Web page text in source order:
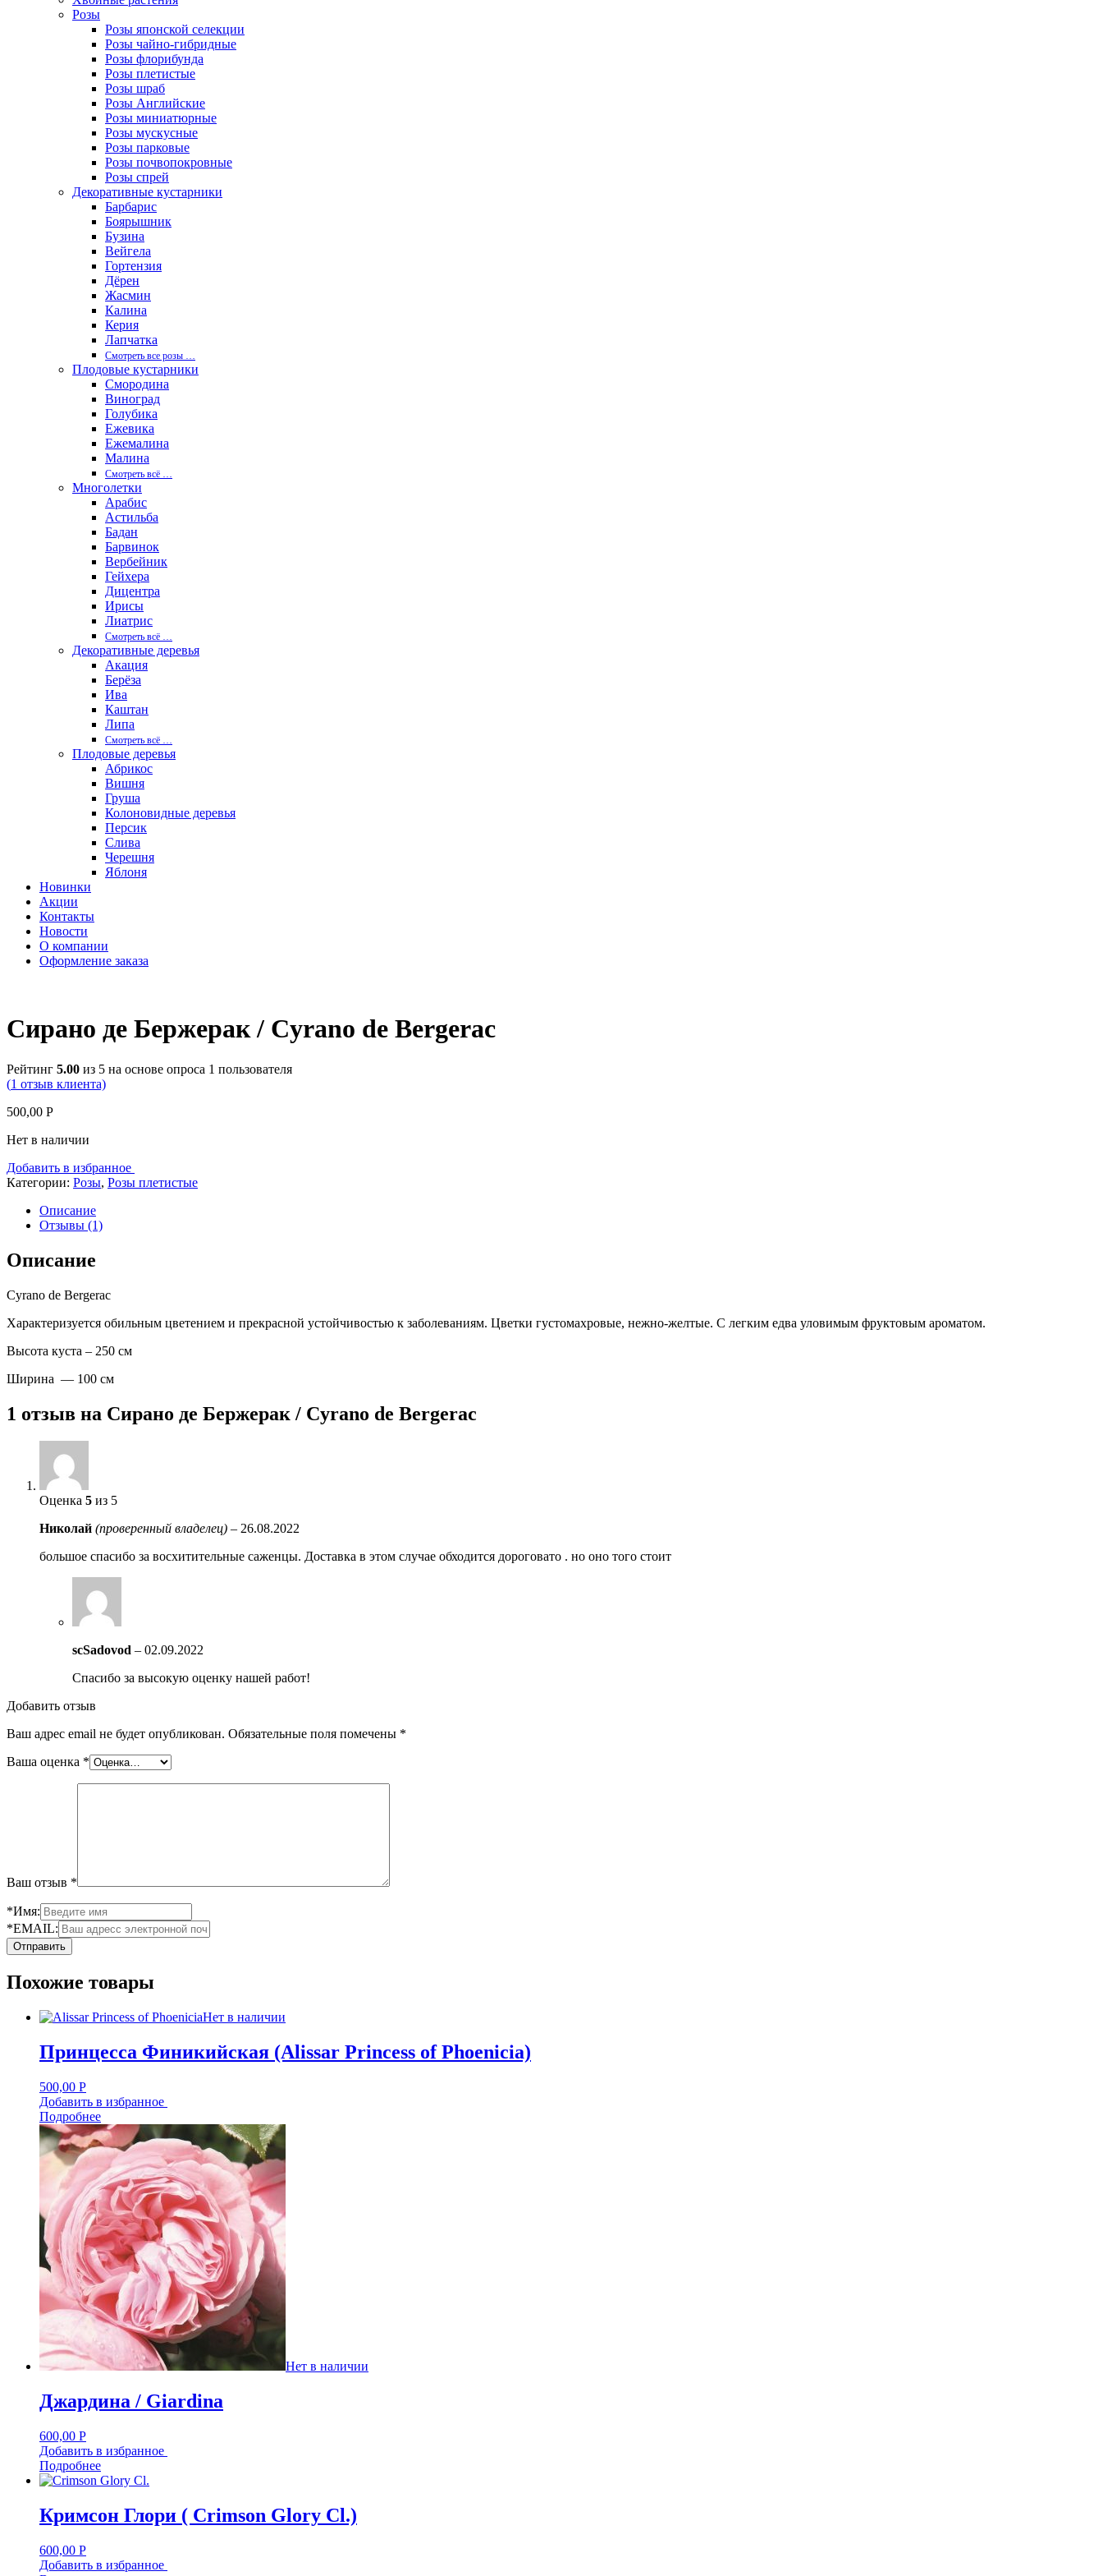
Розы
Розы японской селекции
Розы чайно-гибридные
Розы флорибунда
Розы плетистые
Розы шраб
Розы Английские
Розы миниатюрные
Розы мускусные
Розы парковые
Розы почвопокровные
Розы спрей
Декоративные кустарники
Барбарис
Боярышник
Бузина
Вейгела
Гортензия
Дёрен
Жасмин
Калина
Керия
Лапчатка
Смотреть все розы …
Плодовые кустарники
Смородина
Виноград
Голубика
Ежевика
Ежемалина
Малина
Смотреть вcё …
Многолетки
Арабис
Астильба
Бадан
Барвинок
Вербейник
Гейхера
Дицентра
Ирисы
Лиатрис
Смотреть вcё …
Декоративные деревья
Акация
Берёза
Ива
Каштан
Липа
Смотреть вcё …
Плодовые деревья
Абрикос
Вишня
Груша
Колоновидные деревья
Персик
Слива
Черешня
Яблоня
Новинки
Акции
Контакты
Новости
О компании
Оформление заказа
Сирано де Бержерак / Cyrano de Bergerac
Рейтинг 5.00 из 5 на основе опроса 1 пользователя
(1 отзыв клиента)
500,00 Р
Нет в наличии
Добавить в избранное
Категории: Розы, Розы плетистые
Описание
Отзывы (1)
Описание
Cyrano de Bergerac
Характеризуется обильным цветением и прекрасной устойчивостью к заболеваниям. Цветки густомахровые, нежно-желтые. С легким едва уловимым фруктовым ароматом.
Высота куста – 250 см
Ширина — 100 см
1 отзыв на Сирано де Бержерак / Cyrano de Bergerac
Оценка 5 из 5
Николай (проверенный владелец) – 26.08.2022
большое спасибо за восхитительные саженцы. Доставка в этом случае обходится дороговато . но оно того стоит
scSadovod – 02.09.2022
Спасибо за высокую оценку нашей работ!
Добавить отзыв
Ваш адрес email не будет опубликован. Обязательные поля помечены *
Ваша оценка *
Ваш отзыв *
*Имя:
*EMAIL:
Похожие товары
Нет в наличии
Принцесса Финикийская (Alissar Princess of Phoenicia)
500,00 Р
Добавить в избранное
Подробнее
Нет в наличии
Джардина / Giardina
600,00 Р
Добавить в избранное
Подробнее
Кримсон Глори ( Crimson Glory Cl.)
600,00 Р
Добавить в избранное